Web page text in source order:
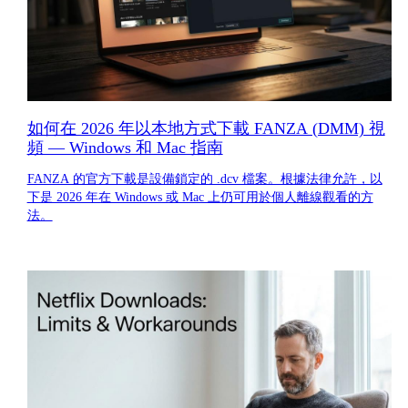
如何在 2026 年以本地方式下載 FANZA (DMM) 視
頻 — Windows 和 Mac 指南
FANZA 的官方下載是設備鎖定的 .dcv 檔案。根據法律允許，以
下是 2026 年在 Windows 或 Mac 上仍可用於個人離線觀看的方
法。